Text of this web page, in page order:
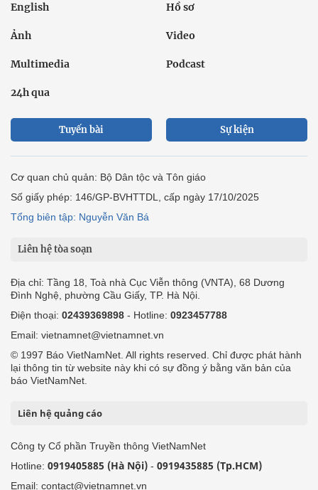
English Hồ sơ
Ảnh Video
Multimedia Podcast
24h qua
Tuyến bài Sự kiện
Cơ quan chủ quản: Bộ Dân tộc và Tôn giáo
Số giấy phép: 146/GP-BVHTTDL, cấp ngày 17/10/2025
Tổng biên tập: Nguyễn Văn Bá
Liên hệ tòa soạn
Địa chỉ: Tầng 18, Toà nhà Cục Viễn thông (VNTA), 68 Dương
Đình Nghệ, phường Cầu Giấy, TP. Hà Nội.
Điện thoại: 02439369898 - Hotline: 0923457788
Email: vietnamnet@vietnamnet.vn
© 1997 Báo VietNamNet. All rights reserved. Chỉ được phát hành
lại thông tin từ website này khi có sự đồng ý bằng văn bản của
báo VietNamNet.
Liên hệ quảng cáo
Công ty Cổ phần Truyền thông VietNamNet
Hotline: 0919405885 (Hà Nội) - 0919435885 (Tp.HCM)
Email: contact@vietnamnet.vn